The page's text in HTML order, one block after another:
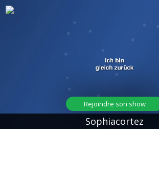
Sophiacortez
Rejoindre son show